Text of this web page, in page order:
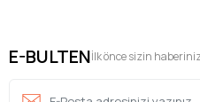
E-BULTENİlk önce sizin